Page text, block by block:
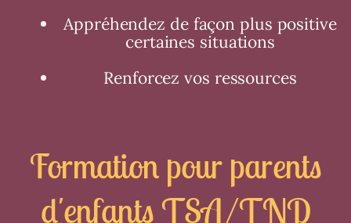
Appréhendez de façon plus positive
certaines situations
Renforcez vos ressources
Formation pour parents
d'enfants TSA/TND